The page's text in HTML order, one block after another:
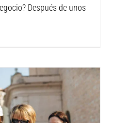
Después de unos